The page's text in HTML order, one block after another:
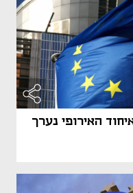
האירופי נערך